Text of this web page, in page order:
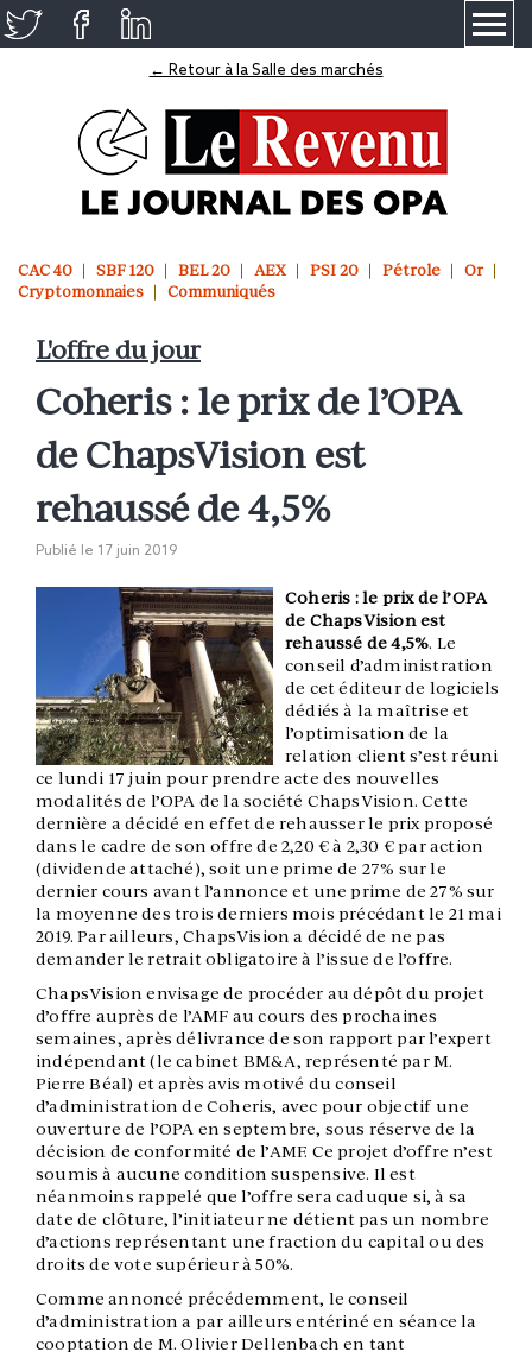
← Retour à la Salle des marchés
CAC 40 SBF 120 BEL 20 AEX PSI 20 Pétrole
Or
Cryptomonnaies
Communiqués
L'offre du jour
Coheris : le prix de l’OPA
de ChapsVision est
rehaussé de 4,5%
Publié le 17 juin 2019
Coheris : le prix de l’OPA
de ChapsVision est
rehaussé de 4,5%. Le
conseil d’administration
de cet éditeur de logiciels
dédiés à la maîtrise et
l’optimisation de la
relation client s’est réuni
ce lundi 17 juin pour prendre acte des nouvelles
modalités de l’OPA de la société ChapsVision. Cette
dernière a décidé en effet de rehausser le prix proposé
dans le cadre de son offre de 2,20 € à 2,30 € par action
(dividende attaché), soit une prime de 27% sur le
dernier cours avant l’annonce et une prime de 27% sur
la moyenne des trois derniers mois précédant le 21 mai
2019. Par ailleurs, ChapsVision a décidé de ne pas
demander le retrait obligatoire à l’issue de l’offre.
ChapsVision envisage de procéder au dépôt du projet
d’offre auprès de l’AMF au cours des prochaines
semaines, après délivrance de son rapport par l’expert
indépendant (le cabinet BM&A, représenté par M.
Pierre Béal) et après avis motivé du conseil
d’administration de Coheris, avec pour objectif une
ouverture de l’OPA en septembre, sous réserve de la
décision de conformité de l’AMF. Ce projet d’offre n’est
soumis à aucune condition suspensive. Il est
néanmoins rappelé que l’offre sera caduque si, à sa
date de clôture, l’initiateur ne détient pas un nombre
d’actions représentant une fraction du capital ou des
droits de vote supérieur à 50%.
Comme annoncé précédemment, le conseil
d’administration a par ailleurs entériné en séance la
cooptation de M. Olivier Dellenbach en tant